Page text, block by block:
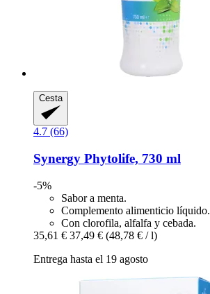
Cesta
4.7 (66)
Synergy Phytolife, 730 ml
-5%
Sabor a menta.
Complemento alimenticio líquido.
Con clorofila, alfalfa y cebada.
35,61 € 37,49 € (48,78 € / l)
Entrega hasta el 19 agosto